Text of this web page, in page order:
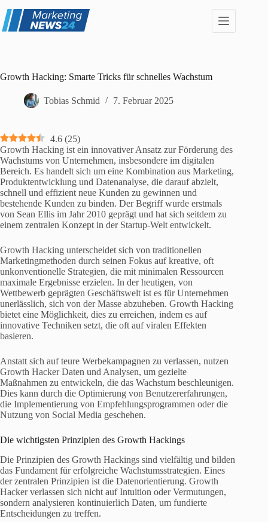
Inhalt
springen
Growth Hacking: Smarte Tricks für schnelles Wachstum
Tobias Schmid 7. Februar 2025
4.6 (25)
Growth Hacking ist ein innovativer Ansatz zur Förderung des
Wachstums von Unternehmen, insbesondere im digitalen
Bereich. Es handelt sich um eine Kombination aus Marketing,
Produktentwicklung und Datenanalyse, die darauf abzielt,
schnell und effizient neue Kunden zu gewinnen und
bestehende Kunden zu binden. Der Begriff wurde erstmals
von Sean Ellis im Jahr 2010 geprägt und hat sich seitdem zu
einem zentralen Konzept in der Startup-Welt entwickelt.
Growth Hacking unterscheidet sich von traditionellen
Marketingmethoden durch seinen Fokus auf kreative, oft
unkonventionelle Strategien, die mit minimalen Ressourcen
maximale Ergebnisse erzielen. In der heutigen, von
Wettbewerb geprägten Geschäftswelt ist es für Unternehmen
unerlässlich, sich von der Masse abzuheben. Growth Hacking
bietet eine Möglichkeit, dies zu erreichen, indem es auf
innovative Techniken setzt, die oft auf viralen Effekten
basieren.
Anstatt sich auf teure Werbekampagnen zu verlassen, nutzen
Growth Hacker Daten und Analysen, um gezielte
Maßnahmen zu entwickeln, die das Wachstum beschleunigen.
Dies kann durch die Optimierung von Benutzererfahrungen,
die Implementierung von Empfehlungsprogrammen oder die
Nutzung von Social Media geschehen.
Die wichtigsten Prinzipien des Growth Hackings
Die Prinzipien des Growth Hackings sind vielfältig und bilden
das Fundament für erfolgreiche Wachstumsstrategien. Eines
der zentralen Prinzipien ist die Datenorientierung. Growth
Hacker verlassen sich nicht auf Intuition oder Vermutungen,
sondern analysieren kontinuierlich Daten, um fundierte
Entscheidungen zu treffen.